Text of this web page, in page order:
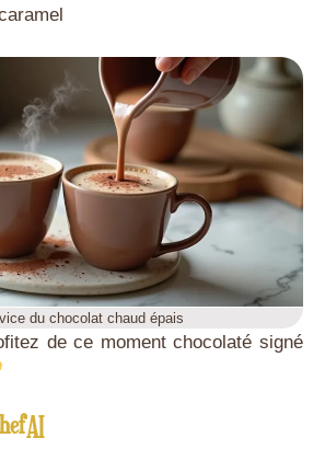
du chocolat chaud épais
de ce moment chocolaté signé